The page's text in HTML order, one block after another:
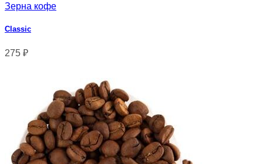
Зерна кофе
Classic
275 ₽